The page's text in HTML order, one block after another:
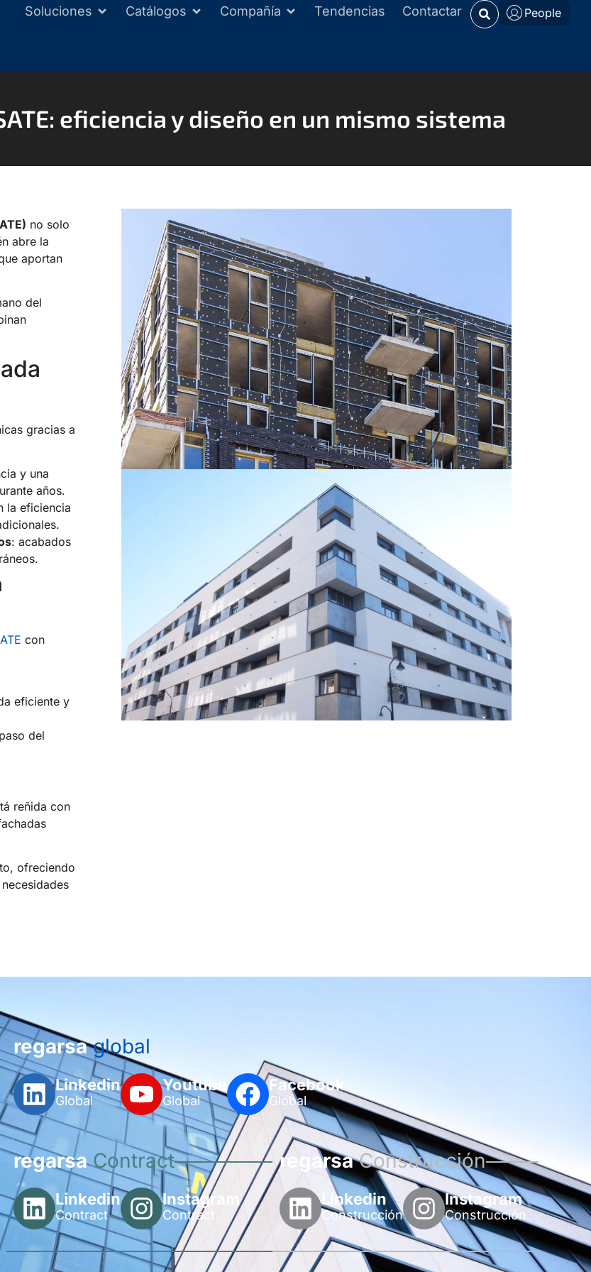
Soluciones Catálogos Compañía Tendencias Contactar People
eficiencia y diseño en un mismo sistema
no solo
abre la
aportan
del
gracias a
y una
años.
la eficiencia
: acabados
con
eficiente y
del
reñida con
ofreciendo
regarsaglobal
Linkedin
Global
Youtube
Global
Facebook
Global
regarsaContract
Linkedin
Contract
Instagram
Contract
regarsaConstrucción
Linkedin
Construcción
Instagram
Construcción